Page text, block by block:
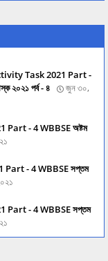
Task 2021 Part -
২০২১ পর্ব - ৪
জুন ৩০,
- 4 WBBSE অষ্টম
- 4 WBBSE সপ্তম
- 4 WBBSE সপ্তম